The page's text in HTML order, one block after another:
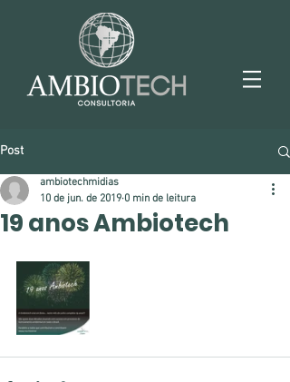
Post
19 anos Ambiotech
ambiotechmidias
10 de jun. de 2019 0 min de leitura